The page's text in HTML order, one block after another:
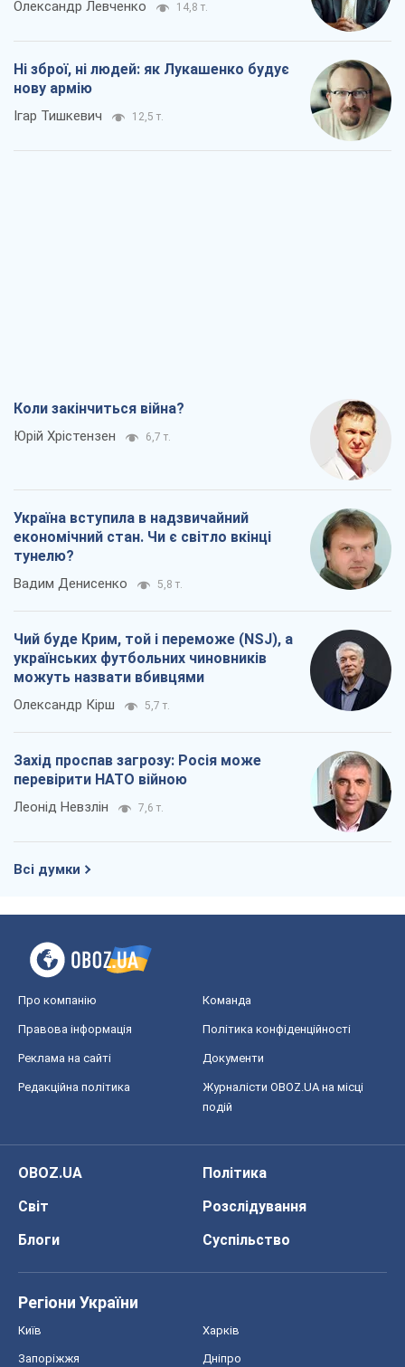
Олександр Левченко 14,8 т.
Ні зброї, ні людей: як Лукашенко будує
нову армію
Ігар Тишкевич 12,5 т.
Коли закінчиться війна?
Юрій Хрістензен 6,7 т.
Україна вступила в надзвичайний
економічний стан. Чи є світло вкінці
тунелю?
Вадим Денисенко 5,8 т.
Чий буде Крим, той і переможе (NSJ), а
українських футбольних чиновників
можуть назвати вбивцями
Олександр Кірш 5,7 т.
Захід проспав загрозу: Росія може
перевірити НАТО війною
Леонід Невзлін 7,6 т.
Всі думки
Про компанію Команда
Правова інформація Політика конфіденційності
Реклама на сайті Документи
Редакційна політика
Журналісти OBOZ.UA на місці
подій
OBOZ.UA
Політика
Світ
Розслідування
Блоги
Суспільство
Регіони України
Київ Харків
Запоріжжя Дніпро